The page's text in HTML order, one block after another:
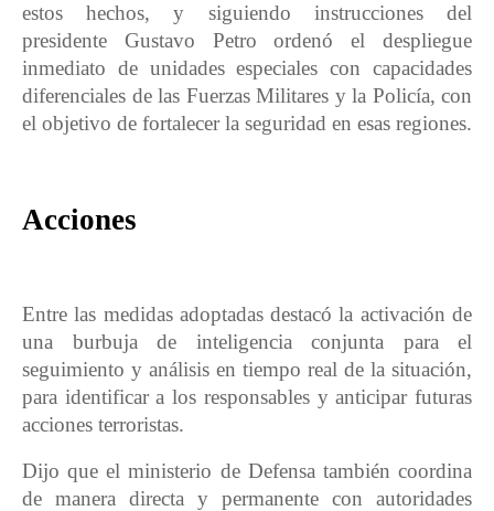
estos hechos, y siguiendo instrucciones del
presidente Gustavo Petro ordenó el despliegue
inmediato de unidades especiales con capacidades
diferenciales de las Fuerzas Militares y la Policía, con
el objetivo de fortalecer la seguridad en esas regiones.
Acciones
Entre las medidas adoptadas destacó la activación de
una burbuja de inteligencia conjunta para el
seguimiento y análisis en tiempo real de la situación,
para identificar a los responsables y anticipar futuras
acciones terroristas.
Dijo que el ministerio de Defensa también coordina
de manera directa y permanente con autoridades